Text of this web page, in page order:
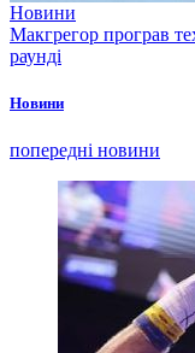
Новини
Макгрегор програв
раунді
Новини
попередні новини